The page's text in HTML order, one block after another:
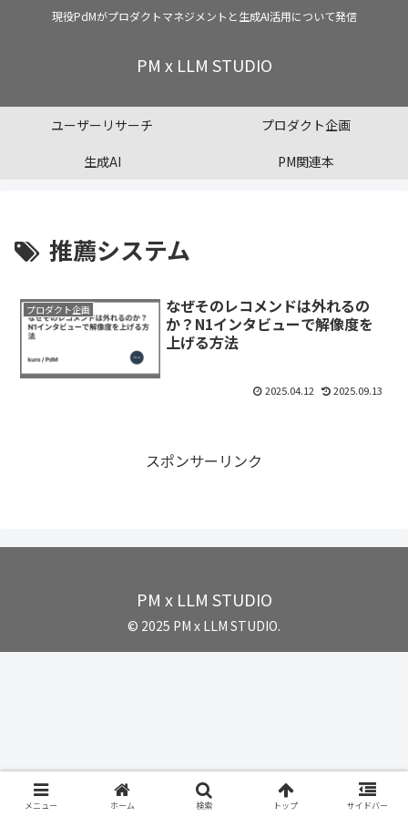
現役PdMがプロダクトマネジメントと生成AI活用について発信
PM x LLM STUDIO
ユーザーリサーチ
プロダクト企画
生成AI
PM関連本
推薦システム
プロダクト企画
なぜそのレコメンドは外れるの
か？N1インタビューで解像度を
上げる方法
2025.04.12 2025.09.13
スポンサーリンク
PM x LLM STUDIO
© 2025 PM x LLM STUDIO.
メニュー ホーム 検索 トップ サイドバー